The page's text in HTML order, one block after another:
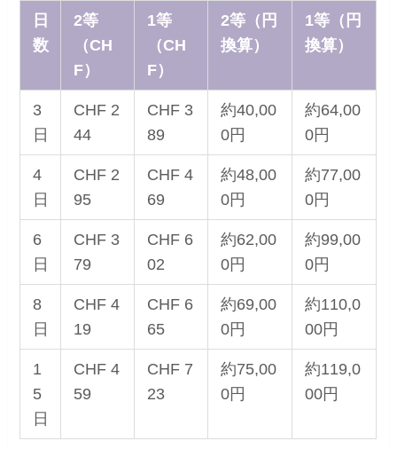
日
数
2等
（CH
F）
1等
（CH
F）
2等（円
換算）
1等（円
換算）
3
日
CHF 2
44
CHF 3
89
約40,00
0円
約64,00
0円
4
日
CHF 2
95
CHF 4
69
約48,00
0円
約77,00
0円
6
日
CHF 3
79
CHF 6
02
約62,00
0円
約99,00
0円
8
日
CHF 4
19
CHF 6
65
約69,00
0円
約110,0
00円
1
5
日
CHF 4
59
CHF 7
23
約75,00
0円
約119,0
00円